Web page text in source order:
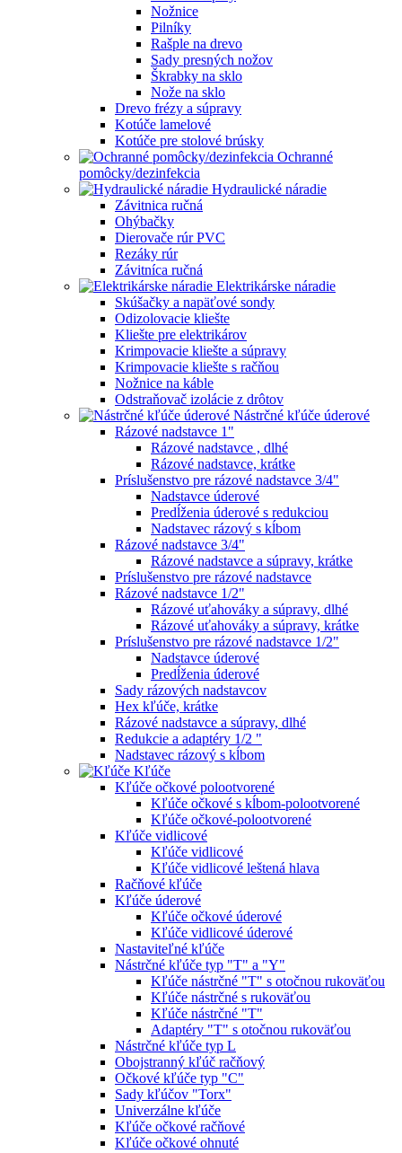
Nožnice
Pilníky
Rašple na drevo
Sady presných nožov
Škrabky na sklo
Nože na sklo
Drevo frézy a súpravy
Kotúče lamelové
Kotúče pre stolové brúsky
Ochranné
pomôcky/dezinfekcia
Hydraulické náradie
Závitnica ručná
Ohýbačky
Dierovače rúr PVC
Rezáky rúr
Závitníca ručná
Elektrikárske náradie
Skúšačky a napäťové sondy
Odizolovacie kliešte
Kliešte pre elektrikárov
Krimpovacie kliešte a súpravy
Krimpovacie kliešte s račňou
Nožnice na káble
Odstraňovač izolácie z drôtov
Nástrčné kľúče úderové
Rázové nadstavce 1"
Rázové nadstavce , dlhé
Rázové nadstavce, krátke
Príslušenstvo pre rázové nadstavce 3/4"
Nadstavce úderové
Predĺženia úderové s redukciou
Nadstavec rázový s kĺbom
Rázové nadstavce 3/4"
Rázové nadstavce a súpravy, krátke
Príslušenstvo pre rázové nadstavce
Rázové nadstavce 1/2"
Rázové uťahováky a súpravy, dlhé
Rázové uťahováky a súpravy, krátke
Príslušenstvo pre rázové nadstavce 1/2"
Nadstavce úderové
Predĺženia úderové
Sady rázových nadstavcov
Hex kľúče, krátke
Rázové nadstavce a súpravy, dlhé
Redukcie a adaptéry 1/2 "
Nadstavec rázový s kĺbom
Kľúče
Kľúče očkové polootvorené
Kľúče očkové s kĺbom-polootvorené
Kľúče očkové-polootvorené
Kľúče vidlicové
Kľúče vidlicové
Kľúče vidlicové leštená hlava
Račňové kľúče
Kľúče úderové
Kľúče očkové úderové
Kľúče vidlicové úderové
Nastaviteľné kľúče
Nástrčné kľúče typ "T" a "Y"
Kľúče nástrčné "T" s otočnou rukoväťou
Kľúče nástrčné s rukoväťou
Kľúče nástrčné "T"
Adaptéry "T" s otočnou rukoväťou
Nástrčné kľúče typ L
Obojstranný kľúč račňový
Očkové kľúče typ "C"
Sady kľúčov "Torx"
Univerzálne kľúče
Kľúče očkové račňové
Kľúče očkové ohnuté